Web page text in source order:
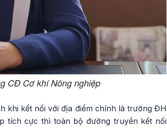
CĐ Cơ khí Nông nghiệp
khi kết nối với địa điểm chính là trường ĐH
tích cực thì toàn bộ đường truyền kết nối